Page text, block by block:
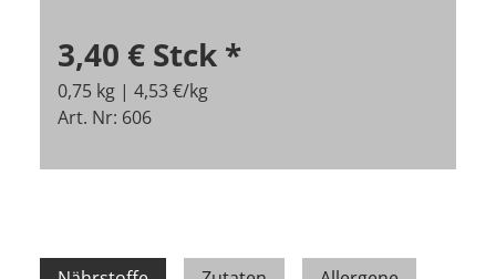
3,40 € Stck *
0,75 kg | 4,53 €/kg
Art. Nr: 606